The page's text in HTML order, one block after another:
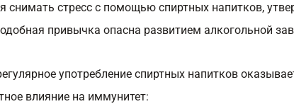
снимать стресс с помощью спиртных напитков,
привычка опасна развитием алкогольной
употребление спиртных напитков
влияние на иммунитет: